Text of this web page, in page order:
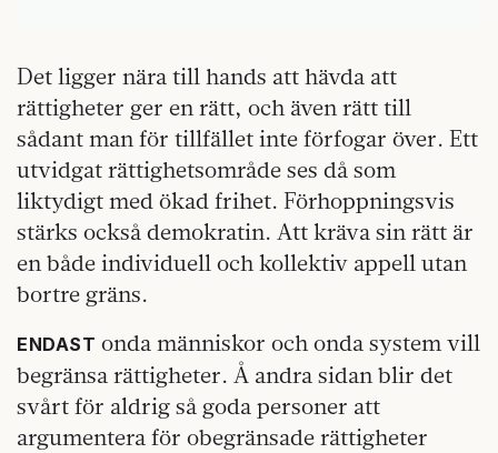
Det ligger nära till hands att hävda att
rättigheter ger en rätt, och även rätt till
sådant man för tillfället inte förfogar över. Ett
utvidgat rättighetsområde ses då som
liktydigt med ökad frihet. Förhoppningsvis
stärks också demokratin. Att kräva sin rätt är
en både individuell och kollektiv appell utan
bortre gräns.
ENDAST onda människor och onda system vill
begränsa rättigheter. Å andra sidan blir det
svårt för aldrig så goda personer att
argumentera för obegränsade rättigheter